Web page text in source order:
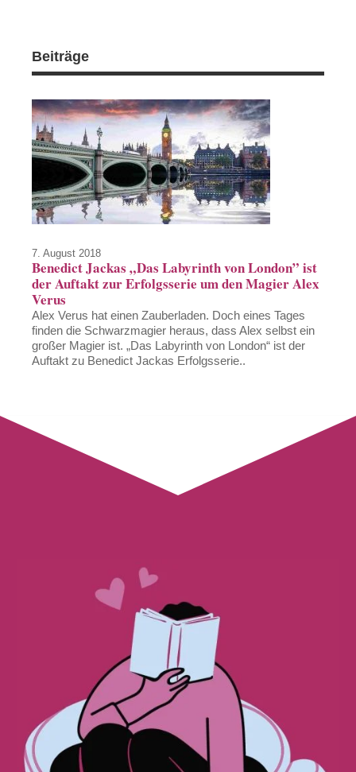
Beiträge
7. August 2018
Benedict Jackas „Das Labyrinth von London” ist
der Auftakt zur Erfolgsserie um den Magier Alex
Verus
Alex Verus hat einen Zauberladen. Doch eines Tages
finden die Schwarzmagier heraus, dass Alex selbst ein
großer Magier ist. „Das Labyrinth von London“ ist der
Auftakt zu Benedict Jackas Erfolgsserie..